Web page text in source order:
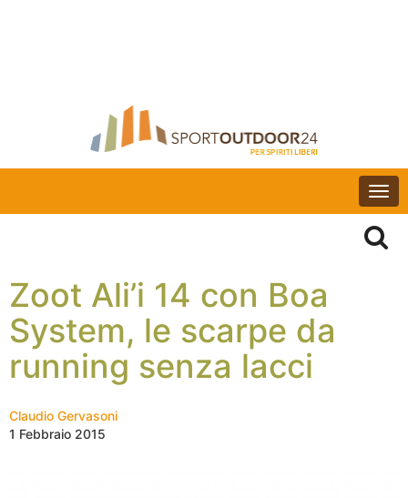
Zoot Ali’i 14 con Boa
System, le scarpe da
running senza lacci
Claudio Gervasoni
1 Febbraio 2015